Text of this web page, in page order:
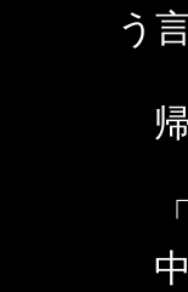
う
帰
「
中